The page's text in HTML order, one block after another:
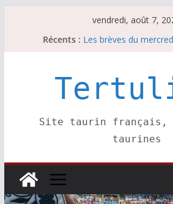
vendredi, août 7,
Récents : Les brèves du
Escalafón 2026 –
Les brèves du jeudi 6
Site taurin français,
taurines